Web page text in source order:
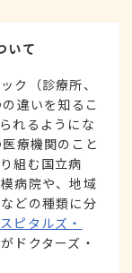
いて
ク（診療所、
違いを知るこ
れるようにな
療機関のこと
組む国立病
病院や、地域
どの種類に分
ピタルズ・
ドクターズ・